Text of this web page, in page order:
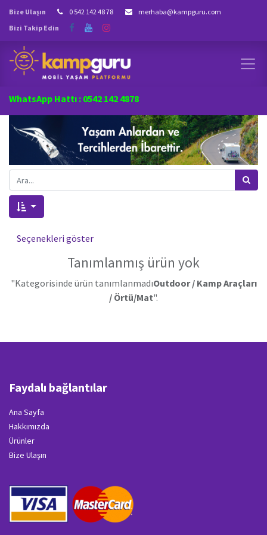
Bize Ulaşın 0 542 142 48 78
merhaba@kampguru.com
Bizi Takip Edin
WhatsApp Hattı : 0542 142 4878
Seçenekleri göster
Tanımlanmış ürün yok
"Kategorisinde ürün tanımlanmadıOutdoor / Kamp Araçları
/ Örtü/Mat".
Faydalı bağlantılar
Ana Sayfa
Hakkımızda
Ürünler
Bize Ulaşın